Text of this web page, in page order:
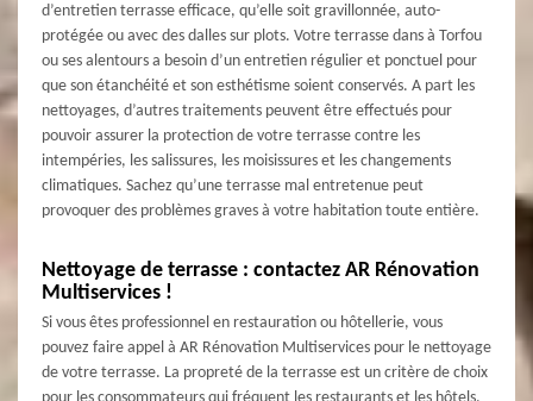
d’entretien terrasse efficace, qu’elle soit gravillonnée, auto-
protégée ou avec des dalles sur plots. Votre terrasse dans à Torfou
ou ses alentours a besoin d’un entretien régulier et ponctuel pour
que son étanchéité et son esthétisme soient conservés. A part les
nettoyages, d’autres traitements peuvent être effectués pour
pouvoir assurer la protection de votre terrasse contre les
intempéries, les salissures, les moisissures et les changements
climatiques. Sachez qu’une terrasse mal entretenue peut
provoquer des problèmes graves à votre habitation toute entière.
Nettoyage de terrasse : contactez AR Rénovation
Multiservices !
Si vous êtes professionnel en restauration ou hôtellerie, vous
pouvez faire appel à AR Rénovation Multiservices pour le nettoyage
de votre terrasse. La propreté de la terrasse est un critère de choix